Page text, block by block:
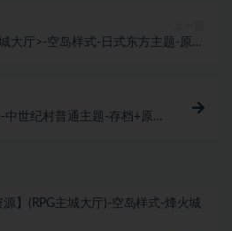
大厅>-空岛样式-日式东方主题-原理
中世纪村普通主题-存档+原
源】(RPG主城大厅)-空岛样式-烽火城